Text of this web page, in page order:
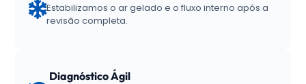
Estabilizamos o ar gelado e o fluxo interno após a
revisão completa.
Diagnóstico Ágil